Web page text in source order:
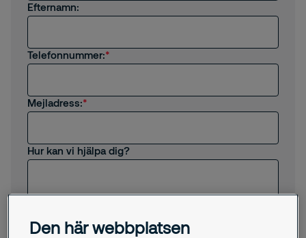
Efternamn:
Telefonnummer:
Mejladress:
Hur kan vi hjälpa dig?
Den här webbplatsen